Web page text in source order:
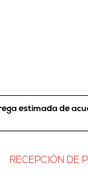
estimada de
RECEPCIÓN DE